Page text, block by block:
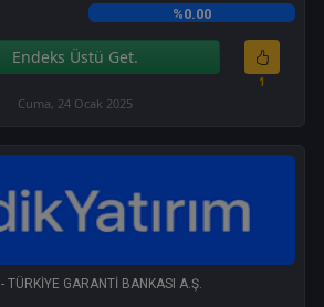
%0.00
Endeks Üstü Get.
1
Cuma, 24 Ocak 2025
- TÜRKİYE GARANTİ BANKASI A.Ş.